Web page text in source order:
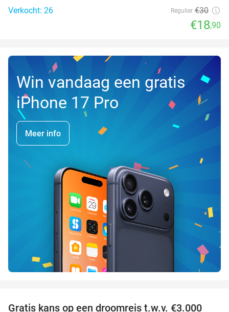
Verkocht: 26
Regulier €30
€18,90
Win vandaag een gratis
iPhone 17 Pro
Meer info
Gratis kans op een droomreis t.w.v. €3.000